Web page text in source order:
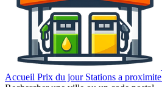
Accueil Prix du jour Stations a proximite